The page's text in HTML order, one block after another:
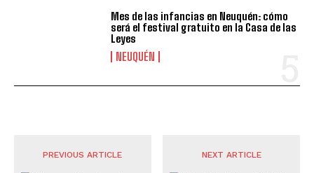
Mes de las infancias en Neuquén: cómo
será el festival gratuito en la Casa de las
Leyes
NEUQUÉN
PREVIOUS ARTICLE NEXT ARTICLE